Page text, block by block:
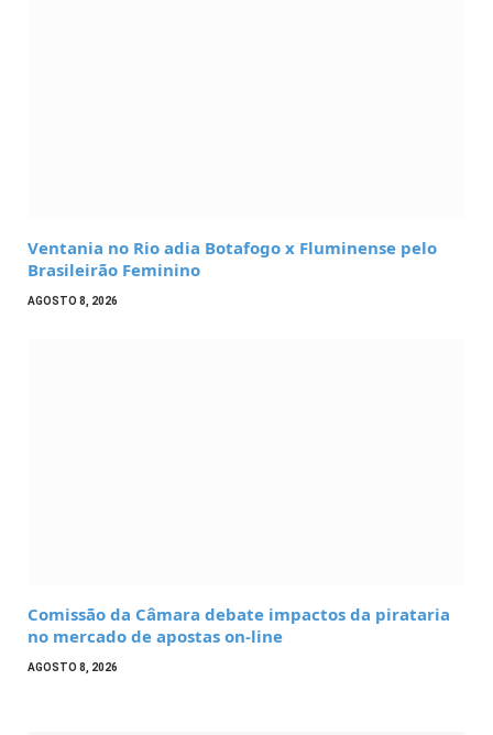
Ventania no Rio adia Botafogo x Fluminense pelo
Brasileirão Feminino
AGOSTO 8, 2026
Comissão da Câmara debate impactos da pirataria
no mercado de apostas on-line
AGOSTO 8, 2026